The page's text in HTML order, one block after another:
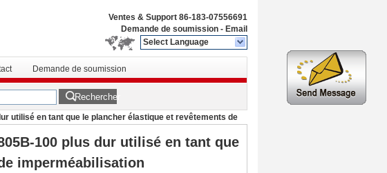
Ventes & Support 86-183-07556691
Demande de soumission - Email
Select Language
Demande de soumission
Rechercher
utilisé en tant que le plancher élastique et revêtements de
100 plus dur utilisé en tant que
imperméabilisation